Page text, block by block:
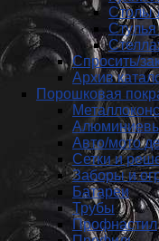
Столы
Спросить/
Архив
Порошковая
Авто/мото
Сетки и
Заборы и
Батареи
Трубы
Профнастил